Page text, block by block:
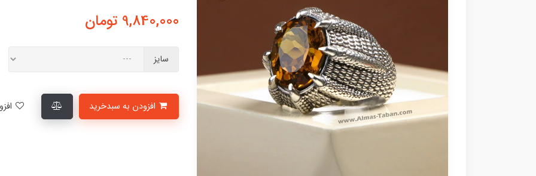
9,840,000 تومان
سایز